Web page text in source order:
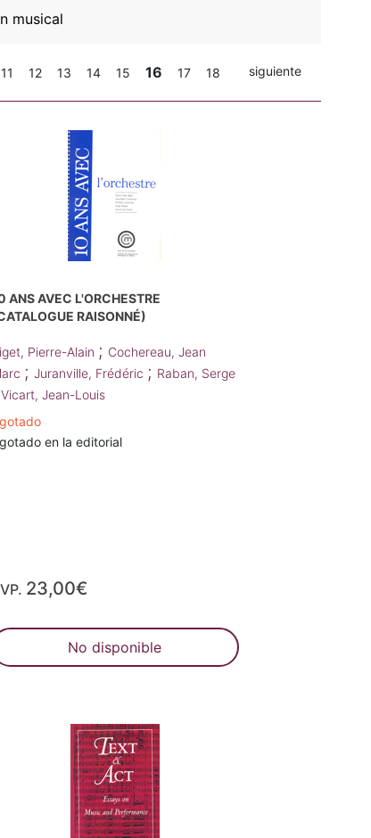
musical
11 12 13 14 15 16 17 18 siguiente
ANS AVEC L'ORCHESTRE
RAISONNÉ)
Pierre-Alain ; Cochereau, Jean
;Juranville, Frédéric ; Raban, Serge
Vicart, Jean-Louis
en la editorial
23,00€
No disponible